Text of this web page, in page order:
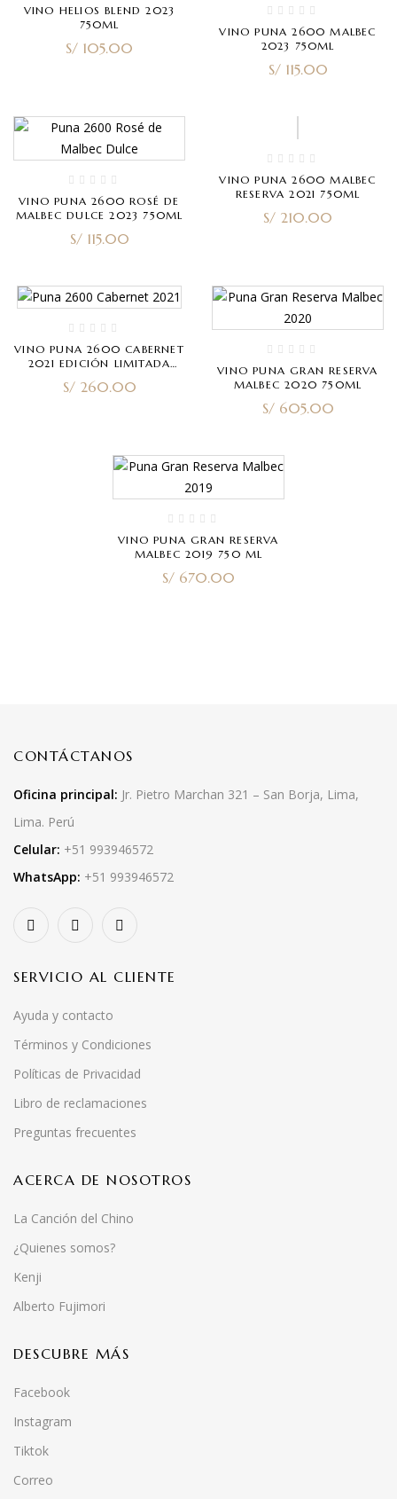
VINO HELIOS BLEND 2023
750ML
S/ 105.00
VINO PUNA 2600 MALBEC
2023 750ML
S/115.00
VINO PUNA 2600 ROSÉ DE
MALBEC DULCE 2023 750ML
S/115.00
VINO PUNA 2600 MALBEC
RESERVA 2021 750ML
S/ 210.00
VINO PUNA 2600 CABERNET
2021 EDICIÓN LIMITADA
750ML
S/260.00
VINO PUNA GRAN RESERVA
MALBEC 2020 750ML
S/605.00
VINO PUNA GRAN RESERVA
MALBEC 2019 750 ML
S/ 670.00
CONTÁCTANOS
Oficina principal: Jr. Pietro Marchan 321 – San Borja, Lima,
Lima. Perú
Celular: +51 993946572
WhatsApp: +51 993946572
SERVICIO AL CLIENTE
Ayuda y contacto
Términos y Condiciones
Políticas de Privacidad
Libro de reclamaciones
Preguntas frecuentes
ACERCA DE NOSOTROS
La Canción del Chino
¿Quienes somos?
Kenji
Alberto Fujimori
DESCUBRE MÁS
Facebook
Instagram
Tiktok
Correo